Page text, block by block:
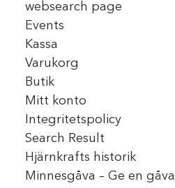
websearch page
Events
Kassa
Varukorg
Butik
Mitt konto
Integritetspolicy
Search Result
Hjärnkrafts historik
Minnesgåva – Ge en gåva